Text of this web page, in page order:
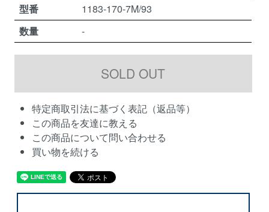
型番
1183-170-7M/93
数量
-
特定商取引法に基づく表記（返品等）
この商品を友達に教える
この商品について問い合わせる
買い物を続ける